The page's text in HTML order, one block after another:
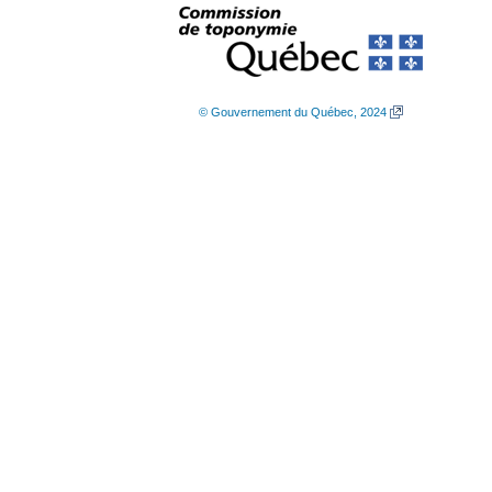
© Gouvernement du Québec, 2024